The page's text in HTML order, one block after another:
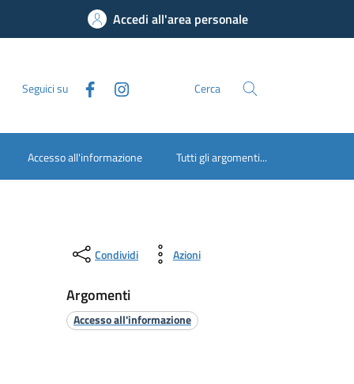
Accedi all'area personale
Seguici su Cerca
Accesso all'informazione Tutti gli argomenti...
Condividi Azioni
Argomenti
Accesso all'informazione